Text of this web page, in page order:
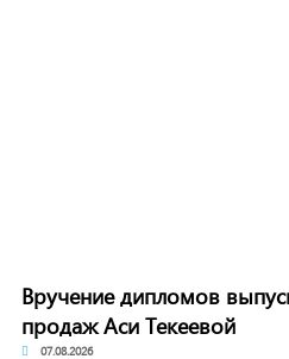
Вручение дипломов
продаж Аси Текеевой
07.08.2026